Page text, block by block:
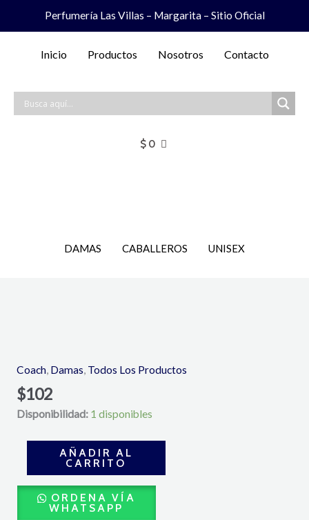
Perfumería Las Villas – Margarita – Sitio Oficial
Inicio Productos Nosotros Contacto
$ 0
DAMAS CABALLEROS UNISEX
Coach, Damas Todos Los Productos
$102
Disponibilidad: 1 disponibles
Eau
de
Parfum
90ML-
AÑADIR AL
CARRITO
ORDENA VÍA
WHATSAPP